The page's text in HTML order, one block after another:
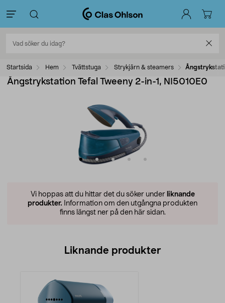
Startsida Hem Tvättstuga Strykjärn & steamers
Ångstrykstation Tefal Tweeny 2-in-1, NI5010E0
Vi hoppas att du hittar det du söker under liknande
produkter. Information om den utgångna produkten
finns längst ner på den här sidan.
Liknande produkter